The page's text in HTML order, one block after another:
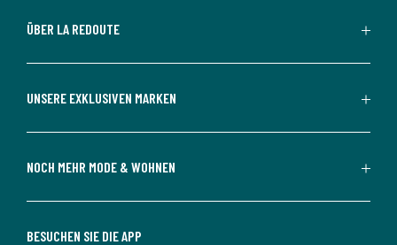
ÜBER LA REDOUTE
UNSERE EXKLUSIVEN MARKEN
NOCH MEHR MODE & WOHNEN
BESUCHEN SIE DIE APP